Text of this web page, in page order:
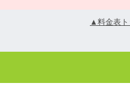
▲料金表